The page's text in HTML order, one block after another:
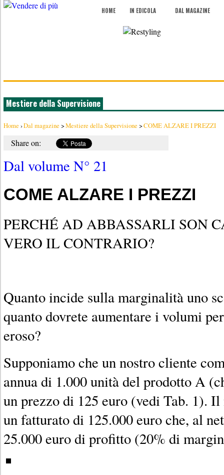
HOME IN EDICOLA DAL MAGAZINE
Mestiere della Supervisione
Home ›Dal magazine >Mestiere della Supervisione >COME ALZARE I PREZZI
Share on:
Dal volume N° 21
COME ALZARE I PREZZI
PERCHÉ AD ABBASSARLI SON
VERO IL CONTRARIO?
Quanto incide sulla marginalità uno
quanto dovrete aumentare i volumi
eroso?
Supponiamo che un nostro cliente
annua di 1.000 unità del prodotto A
un prezzo di 125 euro (vedi Tab. 1).
un fatturato di 125.000 euro che, al
25.000 euro di profitto (20% di